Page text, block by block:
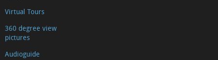
Virtual Tours
360 degree view
pictures
Audioguide